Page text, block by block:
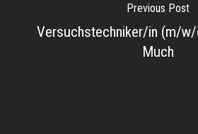
Previous Post
Versuchstechniker/in (m/
Much